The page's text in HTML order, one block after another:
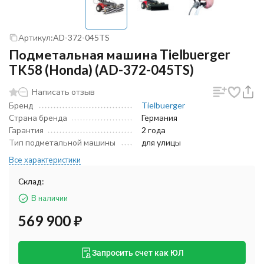
Артикул:AD-372-045TS
Подметальная машина Tielbuerger
TK58 (Honda) (AD-372-045TS)
Написать отзыв
Бренд
Tielbuerger
Страна бренда
Германия
Гарантия
2 года
Тип подметальной машины
для улицы
Все характеристики
Склад:
В наличии
569 900₽
Запросить счет как ЮЛ